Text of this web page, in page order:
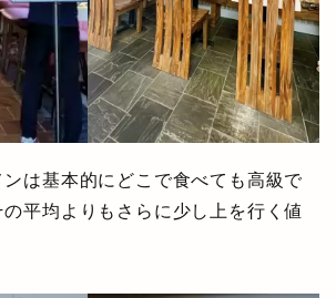
は基本的にどこで食べても高級で
平均よりもさらに少し上を行く値